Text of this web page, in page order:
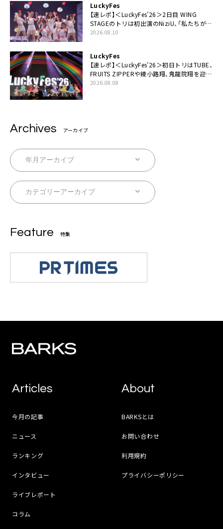
LuckyFes
【速レポ】＜LuckyFes’26＞2日目 WING
STAGEのトリは初出演のNiziU、「私たちが最
高の夏の思い出にしてみせます」
2026.08.10
LuckyFes
【速レポ】＜LuckyFes’26＞初日トリはTUBE、
FRUITS ZIPPERや綾小路翔、鬼龍院翔を迎え
た豪華コラボも「知ってたらぜひ一緒に歌っ
2026.08.08
Archives アーカイブ
Feature 特集
Articles
今月の記事
ニュース
ランキング
インタビュー
ライブレポート
コラム
About
BARKSとは
お問い合わせ
利用規約
プライバシーポリシー